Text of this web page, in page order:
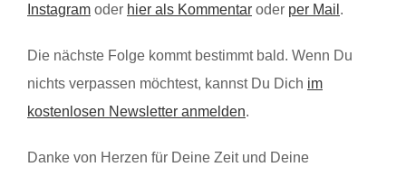
Instagram oder hier als Kommentar oder per Mail .
Die nächste Folge kommt bestimmt bald. Wenn Du
nichts verpassen möchtest, kannst Du Dich im
kostenlosen Newsletter anmelden.
Danke von Herzen für Deine Zeit und Deine